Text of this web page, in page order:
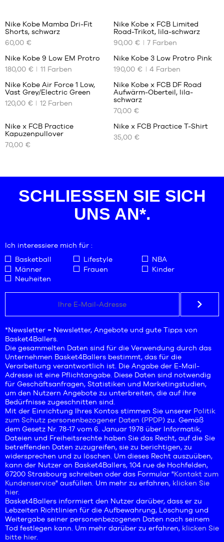
UNSERE
VERFÜGBAREN
S
M
L
XL
Nike Kobe Mamba Dri-Fit
Shorts, schwarz
60,00 €
HOT
UNSERE
VERFÜGBAREN
XS
S
M
Nike Kobe x FCB Limited
Road-Trikot, lila-schwarz
90,00 €
7 Farben
UNSERE
GRÖSSEN
35.5
36.5
41
44
44.5
45
45.5
48.5
52
Nike Kobe 9 Low EM Protro
180,00 €
11 Farben
UNSERE
GRÖSSEN
40.5
41
44.5
45
45.5
Nike Kobe 3 Low Protro Pink
190,00 €
4 Farben
HOT
UNSERE
VERFÜGBAREN
40
40.5
42.5
43
44
46
47
47.5
48.5
44
Nike Kobe Air Force 1 Low,
Vast Grey/Electric Green
120,00 €
12Farben
NEW
UNSERE
GRÖSSEN
XXL
Nike Kobe x FCB DF Road
Aufwärm-Oberteil, lila-
schwarz
70,00 €
UNSERE
VERFÜGBAREN
Nike x FCB Practice
Kapuzenpullover
70,00 €
UNSERE
L
XL
XXL
Nike x FCB Practice T-Shirt
35,00 €
SCHLIESSEN SIE SICH U
NS AN*.
Ich interessiere mich für :
Basketball
Lifestyle
NBA
Männer
Frauen
Kinder
Neuheiten
*Newsletter = Newsletter, Angebote und gute Tipps von
Basket4Ballers.
Die gesammelten Daten sind für die Verwendung durch das
Unternehmen Basket4Ballers bestimmt, das für die
Verarbeitung verantwortlich ist. Die Angabe der E-Mail-
Adresse ist eine Pflichtangabe. Diese Daten sind notwendig
für Geschäftsanfragen, Statistiken und Marketingstudien,
um den Nutzern Angebote zu unterbreiten, die auf ihre
Bedürfnisse zugeschnitten sind.
Mit der Einrichtung Ihres Kontos stimmen Sie unserer Politik
zum Schutz personenbezogener Daten (PPDP) zu. Gemäß
dem Gesetz Nr. 78-17 vom 6. Januar 1978 über Informatik,
Dateien und Freiheitsrechte haben Sie das Recht, auf die Sie
betreffenden Daten zuzugreifen, sie zu berichtigen, zu
widersprechen und zu löschen. Um dieses Recht auszuüben,
kann der Nutzer an Basket4Ballers, 104 rue de Hochfelden,
67200 Strasbourg schreiben oder das Formular "Kontakt zum
Kundenservice" ausfüllen. Um mehr zu erfahren, klicken Sie
hier.
Basket4Ballers informiert den Nutzer darüber, dass er zu
Lebzeiten Richtlinien für die Aufbewahrung, Löschung und
Weitergabe seiner personenbezogenen Daten nach seinem
Tod festlegen kann. Um mehr darüber zu erfahren, klicken Sie
bitte hier.